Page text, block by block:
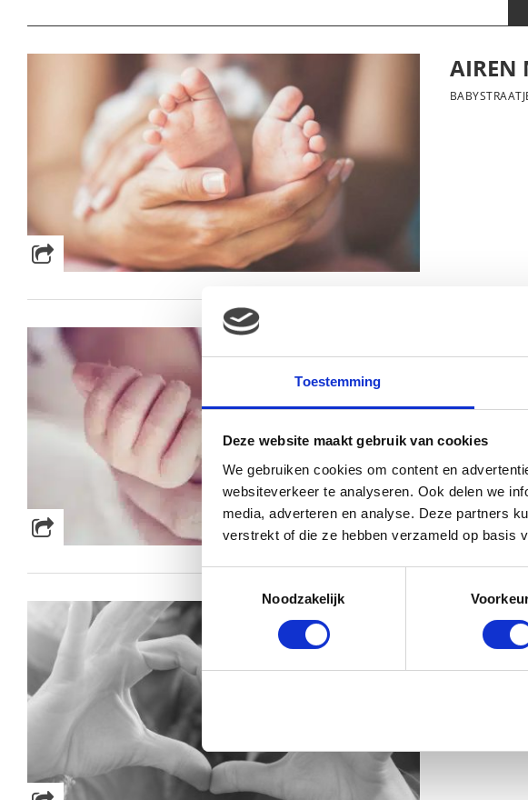
Toestemming
Deze website maakt gebruik van cookies
We gebruiken cookies om content en
websiteverkeer te analyseren. Ook delen we
media, adverteren en analyse. Deze partners
verstrekt of die ze hebben verzameld op basis
Toestemmingsselectie
Noodzakelijk
AIREN
KIM